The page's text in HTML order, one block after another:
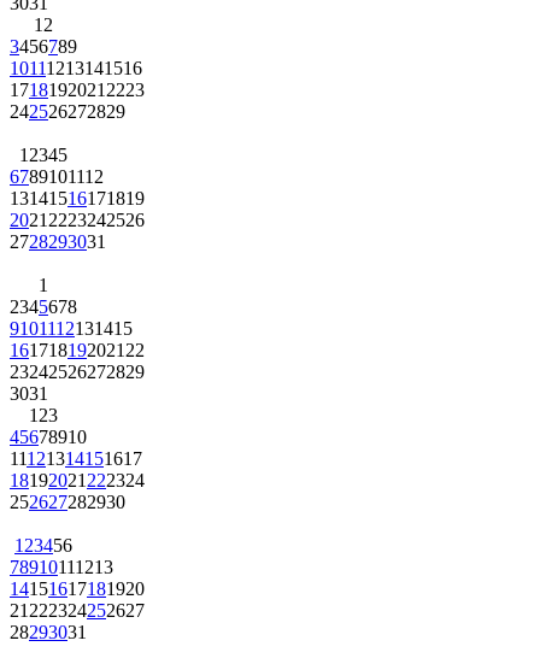
1 2
3456789
10111213141516
1718192021 2223
242526272829
1 2345
6789101112
13141516171819
2021 2223242526
2728293031
1
2345678
9101112131415
161718192021 22
23242526272829
3031
1 23
45678910
11121314151617
18192021 222324
252627282930
1 23456
78910111213
14151617181920
21 222324252627
28293031